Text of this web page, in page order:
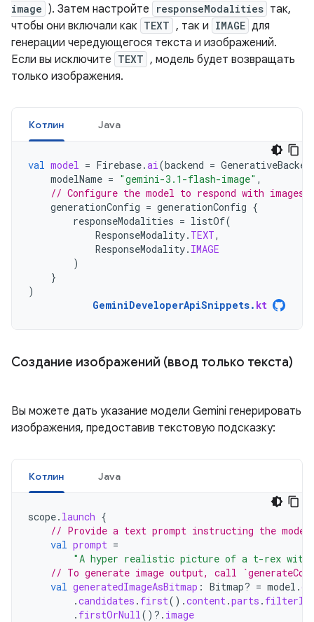
image ). Затем настройте responseModalities так,
чтобы они включали как TEXT , так и IMAGE для
генерации чередующегося текста и изображений.
Если вы исключите TEXT , модель будет возвращать
только изображения.
Котлин Java
val model = Firebase.ai (backend =
modelName = "gemini-3.1-flash-image" ,
// Configure the model to respond with
generationConfig = generationConfig {
responseModalities = listOf(
ResponseModality. TEXT,
ResponseModality. IMAGE
)
}
)
GeminiDeveloperApiSnippets. kt
Создание изображений (ввод только текста)
Вы можете дать указание модели Gemini генерировать
изображения, предоставив текстовую подсказку:
Котлин Java
scope. launch {
// Provide a text prompt instructing the model
val prompt =
"A hyper realistic picture of a t-rex with
// To generate image output, call
val generatedImageAsBitmap : Bitmap? = model .
.candidates . first().content .parts .
. firstOrNull () ?. image